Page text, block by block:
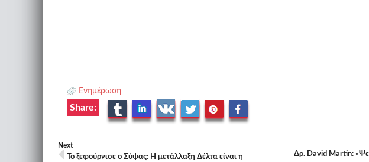
Ενημέρωση
Share:
Next
Το ξεφούρνισε ο Σύψας: Η μετάλλαξη Δέλτα είναι η
Δρ. David Martin: